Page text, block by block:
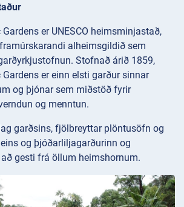
er UNESCO heimsminjastað,
alheimsgildið sem
Stofnað árið 1859,
er einn elsti garður sinnar
og þjónar sem miðstöð fyrir
og menntun.
garðsins, fjölbreyttar plöntusöfn og
og þjóðarliljagarðurinn og
gesti frá öllum heimshornum.